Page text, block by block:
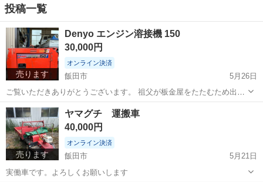
投稿一覧
売ります
Denyo エンジン溶接機 150
30,000円
オンライン決済
飯田市
5月26日
ご覧いただきありがとうございます。 祖父が板金屋をたたむため出品
します。 現状わたしとなります。
長野 飯田市 その他 Denyo
売ります
ヤマグチ 運搬車
40,000円
オンライン決済
飯田市
5月21日
実働車です。よろしくお願いします